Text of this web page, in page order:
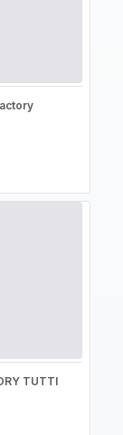
TUTTI